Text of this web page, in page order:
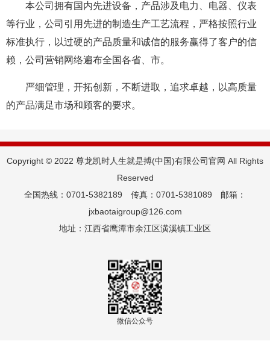
本公司拥有国内先进设备，产品涉及电力、电器、仪表
等行业，公司引用先进的制造生产工艺流程，严格按照行业
标准执行，以过硬的产品质量和诚信的服务赢得了客户的信
赖，公司营销网络遍布全国各省、市。
严细管理，开拓创新，不断进取，追求卓越，以高质量
的产品满足市场和顾客的要求。
Copyright © 2022 尊龙凯时人生就是搏(中国)有限公司官网 All Rights
Reserved
全国热线：0701-5382189 传真：0701-5381089 邮箱：
jxbaotaigroup@126.com
地址：江西省鹰潭市余江区潢溪镇工业区
微信公众号